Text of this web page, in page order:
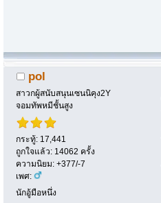
pol
สาวกผู้สนับสนุนเซนนิคุง2Y
จอมทัพหมีชั้นสูง
กระทู้: 17,441
ถูกใจแล้ว: 14062 ครั้ง
ความนิยม: +377/-7
เพศ:
นักอู้มือหนึ่ง